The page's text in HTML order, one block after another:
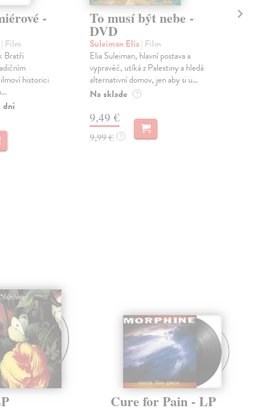
-
| Film
Bratři
historici
dní
To musí být nebe -
DVD
Suleiman Elia| Film
Elia Suleiman, hlavní postava a
vypravěč, utíká z Palestiny a hledá
alternativní domov, jen aby si u...
Na sklade ?
9,49 €
9,99 € ?
Cure for Pain - LP